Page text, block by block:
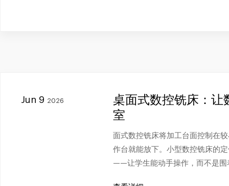
Jun 9 2026
桌面式数控铣床：让
室
面式数控铣床将加工台面控制在
作台就能放下。小型数控铣床的
——让学生能动手操作，而不是围